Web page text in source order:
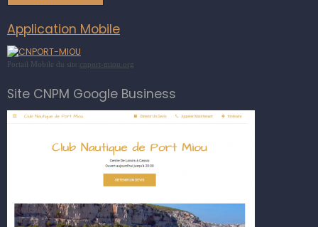
Application Mobile
Portail Mobile du site cnport-miou.org
Site CNPM Google Business